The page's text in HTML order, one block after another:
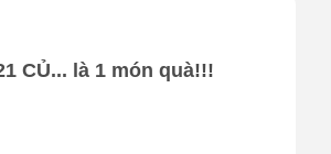
CỦ... là 1 món quà!!!